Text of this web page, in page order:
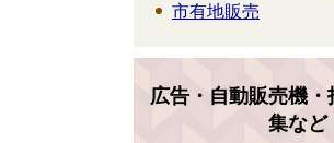
市有地販売
広告・自動販売機
集など